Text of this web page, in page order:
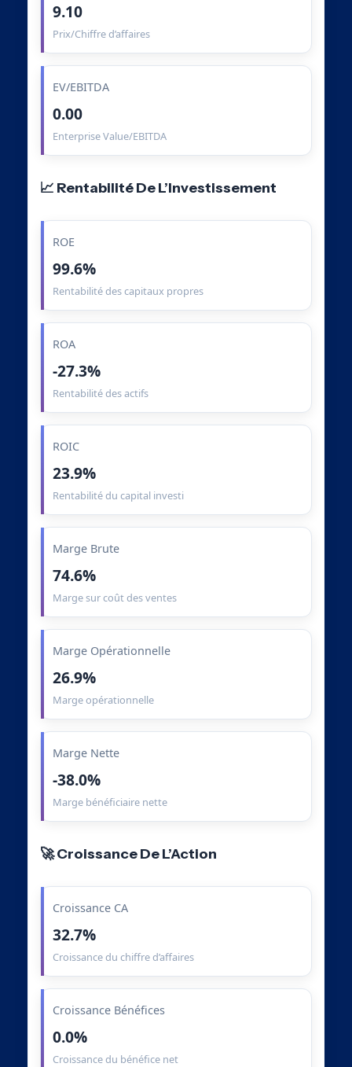
9.10
Prix/Chiffre d’affaires
EV/EBITDA
0.00
Enterprise Value/EBITDA
📈 Rentabilité De L’Investissement
ROE
99.6%
Rentabilité des capitaux propres
ROA
-27.3%
Rentabilité des actifs
ROIC
23.9%
Rentabilité du capital investi
Marge Brute
74.6%
Marge sur coût des ventes
Marge Opérationnelle
26.9%
Marge opérationnelle
Marge Nette
-38.0%
Marge bénéficiaire nette
🚀 Croissance De L’Action
Croissance CA
32.7%
Croissance du chiffre d’affaires
Croissance Bénéfices
0.0%
Croissance du bénéfice net